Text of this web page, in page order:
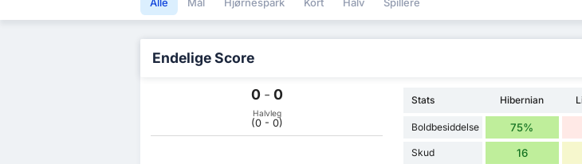
Endelige Score
0 - 0
Halvleg
(0 - 0)
Stats Hibernian
Boldbesiddelse 75%
Skud 16